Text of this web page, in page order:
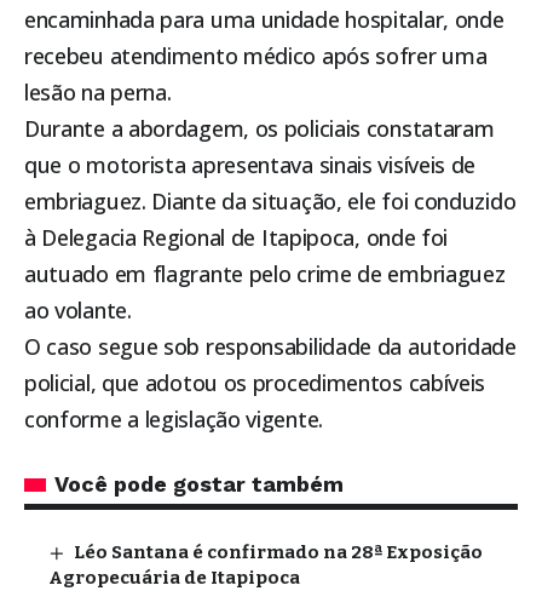
encaminhada para uma unidade hospitalar, onde
recebeu atendimento médico após sofrer uma
lesão na perna.
Durante a abordagem, os policiais constataram
que o motorista apresentava sinais visíveis de
embriaguez. Diante da situação, ele foi conduzido
à Delegacia Regional de Itapipoca, onde foi
autuado em flagrante pelo crime de embriaguez
ao volante.
O caso segue sob responsabilidade da autoridade
policial, que adotou os procedimentos cabíveis
conforme a legislação vigente.
Você pode gostar também
Léo Santana é confirmado na 28ª Exposição
Agropecuária de Itapipoca